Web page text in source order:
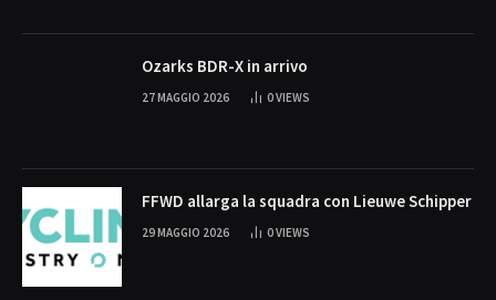
Ozarks BDR-X in arrivo
27 MAGGIO 2026 0VIEWS
FFWD allarga la squadra con Lieuwe Schipper
29 MAGGIO 2026 0VIEWS